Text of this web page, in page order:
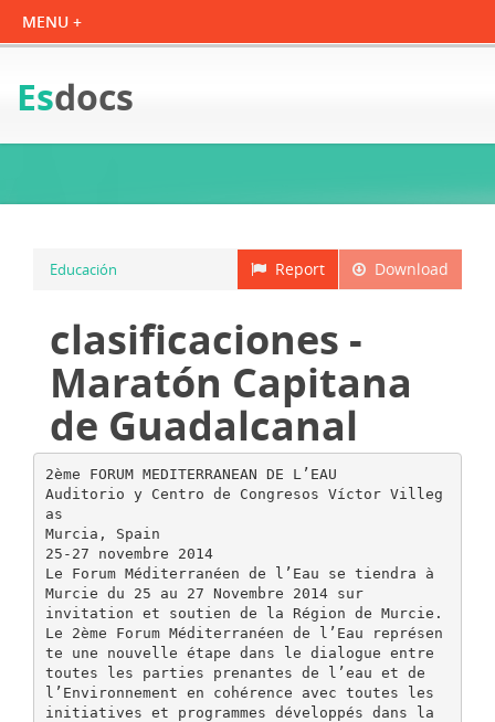
Esdocs
Download
Report
Educación
clasificaciones -
Maratón Capitana
de Guadalcanal
2ème FORUM MEDITERRANEAN DE L’EAU
Auditorio y Centro de Congresos Víctor Villeg
as
Murcia, Spain
25-27 novembre 2014
Le Forum Méditerranéen de l’Eau se tiendra à
Murcie du 25 au 27 Novembre 2014 sur
invitation et soutien de la Région de Murcie.
Le 2ème Forum Méditerranéen de l’Eau représen
te une nouvelle étape dans le dialogue entre
toutes les parties prenantes de l’eau et de
l’Environnement en cohérence avec toutes les
initiatives et programmes développés dans la